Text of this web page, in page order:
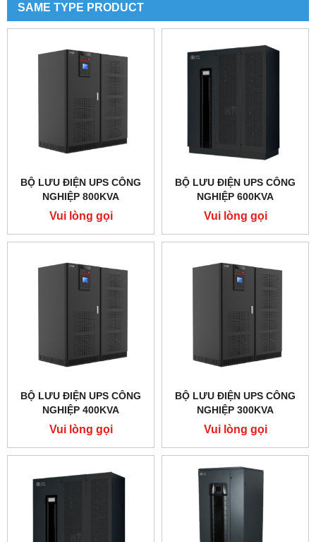
SAME TYPE PRODUCT
BỘ LƯU ĐIỆN UPS CÔNG
NGHIỆP 800KVA
Vui lòng gọi
BỘ LƯU ĐIỆN UPS CÔNG
NGHIỆP 600KVA
Vui lòng gọi
BỘ LƯU ĐIỆN UPS CÔNG
NGHIỆP 400KVA
Vui lòng gọi
BỘ LƯU ĐIỆN UPS CÔNG
NGHIỆP 300KVA
Vui lòng gọi